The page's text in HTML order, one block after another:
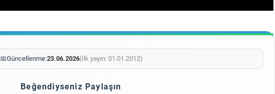
📅Güncellenme:23.06.2026(İlk yayın: 01.01.2012)
Beğendiyseniz Paylaşın